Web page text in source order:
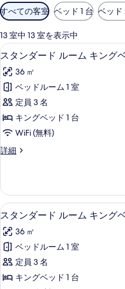
利
用
可
能
な
客
室
の
り
込
み
すべての客室 ベッド 1 台 ベッド
13 室中 13 室を表示中
ス
タ
ン
ダ
ー
ド
ル
ー
キ
ン
グ
ベ
ッ
ド
1
7
スタンダード ルーム キング
36 ㎡
ベッドルーム 1 室
定員 3 名
キングベッド 1 台
WiFi (無料)
詳細
ス
ー
ド
ル
ム
キ
グ
ベ
ス
タ
ン
ダ
ー
ド
8
スタンダード ルーム キング
36 ㎡
ベッドルーム 1 室
定員 3 名
キングベッド 1 台